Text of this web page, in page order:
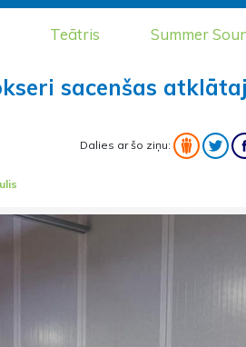
Teātris Summer
sacenšas
Dalies ar šo ziņu: